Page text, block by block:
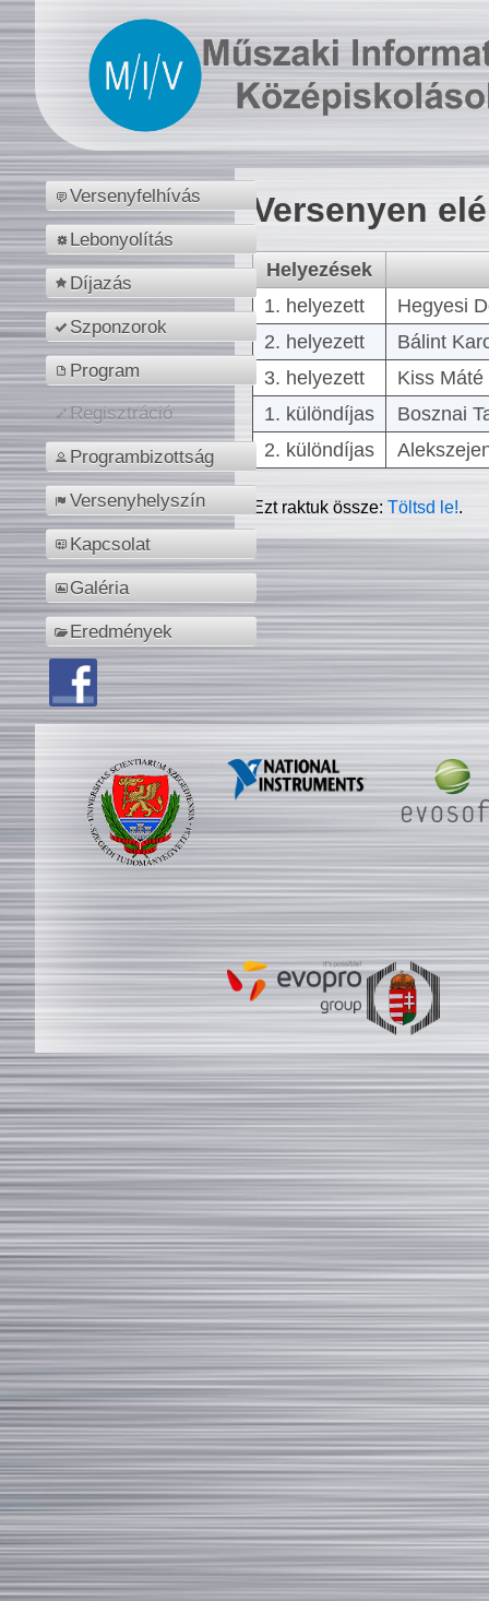
Versenyfelhívás
Lebonyolítás
Díjazás
Szponzorok
Program
Regisztráció
Programbizottság
Versenyhelyszín
Kapcsolat
Galéria
Eredmények
Versenyen
Helyezések
1. helyezett
Hegyesi
2. helyezett
Bálint
3. helyezett
Kiss
1. különdíjas
Bosznai
2. különdíjas
Ezt raktuk össze:Töltsd le!.